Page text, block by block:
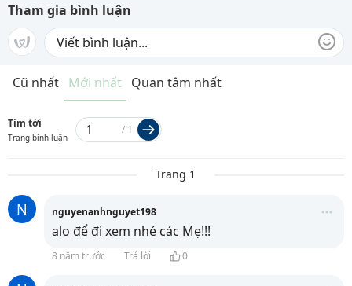
Tham gia bình luận
Cũ nhất Mới nhất Quan tâm nhất
Tìm tới
Trang bình luận
/ 1
Trang 1
N nguyenanhnguyet198
alo để đi xem nhé các Mẹ!!!
8 năm trước Trả lời 0